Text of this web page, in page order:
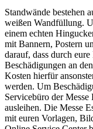
Standwände bestehen
weißen Wandfüllung.
einem echten
mit Bannern, Postern
darauf, dass durch
Beschädigungen an
Kosten hierfür
werden. Um
Servicebüro der
ausleihen. Die Messe
mit euren Vorlagen,